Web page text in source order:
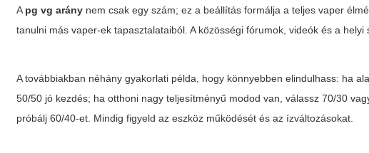
A pg vg arány nem csak egy szám; ez a beállítás formálja a teljes vaper
tanulni más vaper-ek tapasztalataiból. A közösségi fórumok, videók és a
A továbbiakban néhány gyakorlati példa, hogy könnyebben elindulhass: ha
50/50 jó kezdés; ha otthoni nagy teljesítményű modod van, válassz 70/30
próbálj 60/40-et. Mindig figyeld az eszköz működését és az ízváltozásokat.